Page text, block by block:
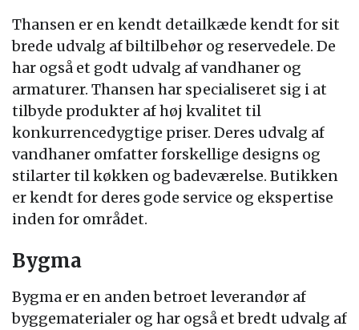
Thansen er en kendt detailkæde kendt for sit
brede udvalg af biltilbehør og reservedele. De
har også et godt udvalg af vandhaner og
armaturer. Thansen har specialiseret sig i at
tilbyde produkter af høj kvalitet til
konkurrencedygtige priser. Deres udvalg af
vandhaner omfatter forskellige designs og
stilarter til køkken og badeværelse. Butikken
er kendt for deres gode service og ekspertise
inden for området.
Bygma
Bygma er en anden betroet leverandør af
byggematerialer og har også et bredt udvalg af